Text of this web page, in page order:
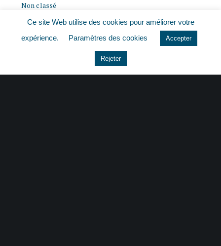
Non classé
Ce site Web utilise des cookies pour améliorer votre
expérience.
Paramètres des cookies Accepter
Rejeter